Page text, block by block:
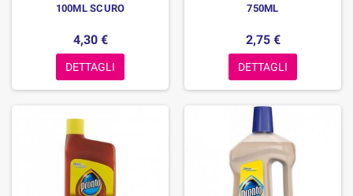
100ML SCURO
4,30 €
DETTAGLI
750ML
2,75 €
DETTAGLI